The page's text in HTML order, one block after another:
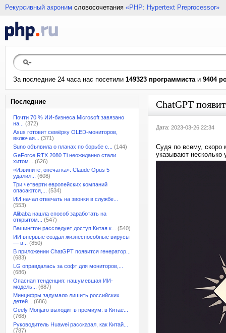
Рекурсивный акроним словосочетания «PHP: Hypertext Preprocessor»
За последние 24 часа нас посетили 149323 программистаи 9404
Последние
Почти 70 % ИИ-бизнеса Microsoft завязано
на...
(372)
Asus готовит семёрку OLED-мониторов,
включая...
(371)
Suno объявила о планах по борьбе с...
(144)
GeForce RTX 2080 Ti неожиданно стали
хитом...
(626)
«Извините, опечатка»: Claude Opus 5
удалил...
(608)
Три четверти европейских компаний
опасаются,...
(534)
ИИ начал отвечать на звонки в службе...
(553)
Alibaba нашла способ заработать на
открытом...
(547)
Вашингтон расследует доступ Китая к...
(540)
ИИ впервые создал жизнеспособные вирусы
— в...
(850)
В приложении ChatGPT появится генератор...
(683)
LG оправдалась за софт для мониторов,...
(686)
Опасная тенденция: нашумевшая ИИ-
модель...
(687)
Минцифры задумало лишить российских
детей...
(686)
Geely Monjaro выходит в премиум: в Китае...
(768)
Руководитель Huawei рассказал, как Китай...
(787)
ChatGPT
Дата: 2023-03-26 22:34
Судя по всему, скоро
указывают несколько